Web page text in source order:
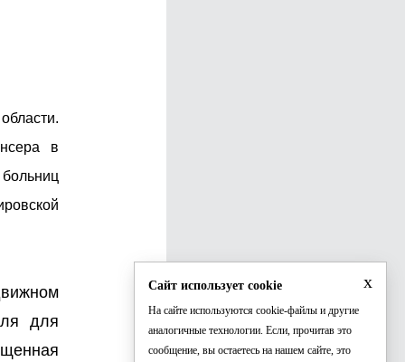
в
для
x
Сайт использует cookie
На сайте используются cookie-файлы и другие
аналогичные технологии. Если, прочитав это
сообщение, вы остаетесь на нашем сайте, это